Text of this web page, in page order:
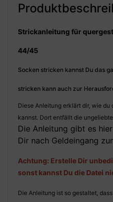
Strickanleitung für
44/45
Socken stricken kannst Du das
stricken kann auch zur
Diese Anleitung erklärt dir, wie
kannst. Dort entfällt die
Die Anleitung gibt es
Dir nach Geldeingang
Achtung: Erstelle Dir
sonst kannst Du die Datei
Die Anleitung ist so gestaltet,